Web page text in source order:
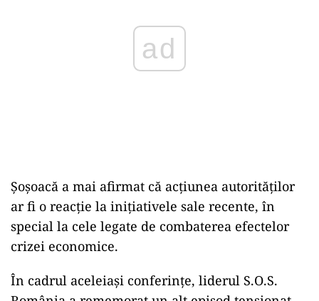
ad
Șoșoacă a mai afirmat că acțiunea autorităților
ar fi o reacție la inițiativele sale recente, în
special la cele legate de combaterea efectelor
crizei economice.
În cadrul aceleiași conferințe, liderul S.O.S.